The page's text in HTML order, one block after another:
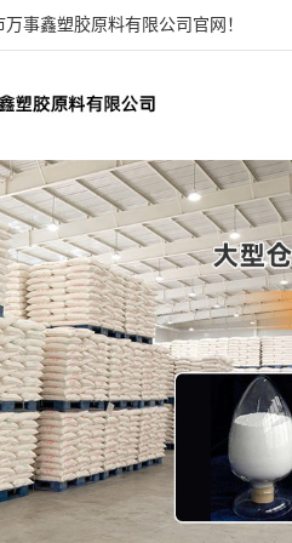
事鑫塑胶原料有限公司官网！